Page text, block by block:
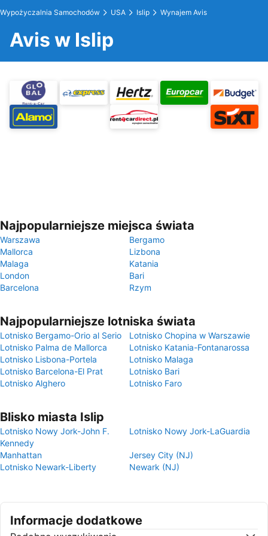
Wypożyczalnia Samochodów USA Islip Wynajem Avis
Avis w Islip
Najpopularniejsze miejsca świata
Warszawa
Bergamo
Mallorca
Lizbona
Malaga
Katania
London
Bari
Barcelona
Rzym
Najpopularniejsze lotniska świata
Lotnisko Bergamo-Orio al Serio
Lotnisko Chopina w Warszawie
Lotnisko Palma de Mallorca
Lotnisko Katania-Fontanarossa
Lotnisko Lisbona-Portela
Lotnisko Malaga
Lotnisko Barcelona-El Prat
Lotnisko Bari
Lotnisko Alghero
Lotnisko Faro
Blisko miasta Islip
Lotnisko Nowy Jork-John F.
Kennedy
Lotnisko Nowy Jork-LaGuardia
Manhattan
Jersey City (NJ)
Lotnisko Newark-Liberty
Newark (NJ)
Informacje dodatkowe